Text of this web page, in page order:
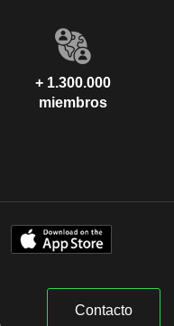
+ 1.300.000
miembros
Contacto